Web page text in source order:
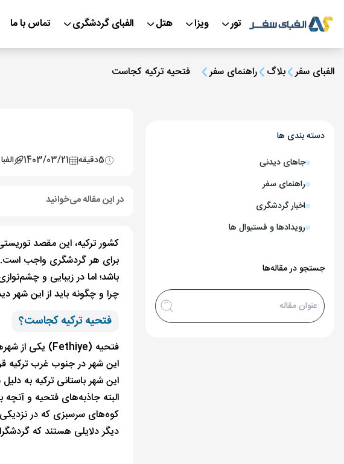
تور ویزا هتل الفبای گردشگری تماس با ما
الفبای سفر بلاگ راهنمای سفر فتحیه ترکیه کجاست
دسته بندی ها
جاهای دیدنی
راهنمای سفر
اخبار گردشگری
رویدادها و فستیوال ها
جستجو در مقاله‌ها
5دقیقه 1403/03/21 الفبا
در این مقاله می‌خوانید
کشور ترکیه، این مقصد
برای هر گردشگری واجب است.
باشد؛ اما در زیبایی و
چرا و چگونه باید از این شهر
فتحیه ترکیه کجاست؟
فتحیه (Fethiye) یکی از شهرهای استان موغله (Mugla) ترکیه است. اگر بخواهیم موقعیت
این شهر در جنوب غرب ترکیه
این شهر باستانی ترکیه به
البته جاذبه‌های فتحیه و
کوه‌های سرسبزی که در
دیگر دلایلی هستند که